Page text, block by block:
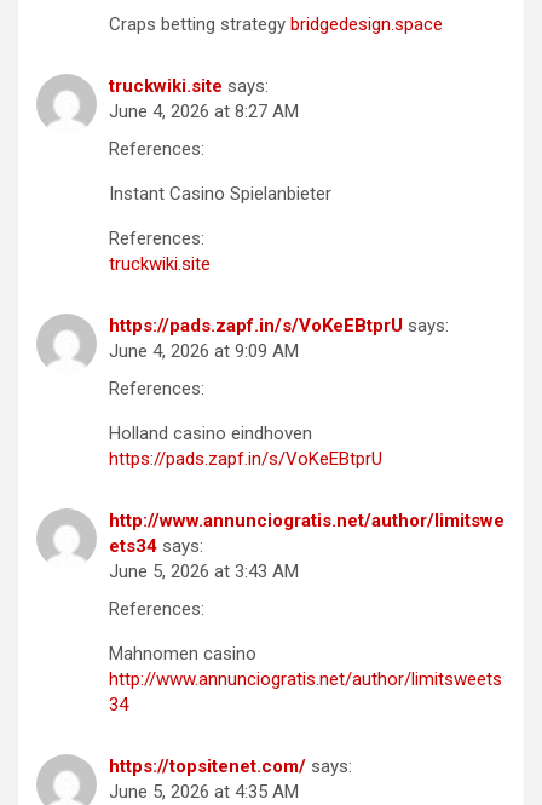
Craps betting strategy bridgedesign.space
truckwiki.site says:
June 4, 2026 at 8:27 AM
References:
Instant Casino Spielanbieter
References:
truckwiki.site
https://pads.zapf.in/s/VoKeEBtprU says:
June 4, 2026 at 9:09 AM
References:
Holland casino eindhoven
https://pads.zapf.in/s/VoKeEBtprU
http://www.annunciogratis.net/author/limitswe
ets34 says:
June 5, 2026 at 3:43 AM
References:
Mahnomen casino
http://www.annunciogratis.net/author/limitsweets
34
https://topsitenet.com/ says:
June 5, 2026 at 4:35 AM